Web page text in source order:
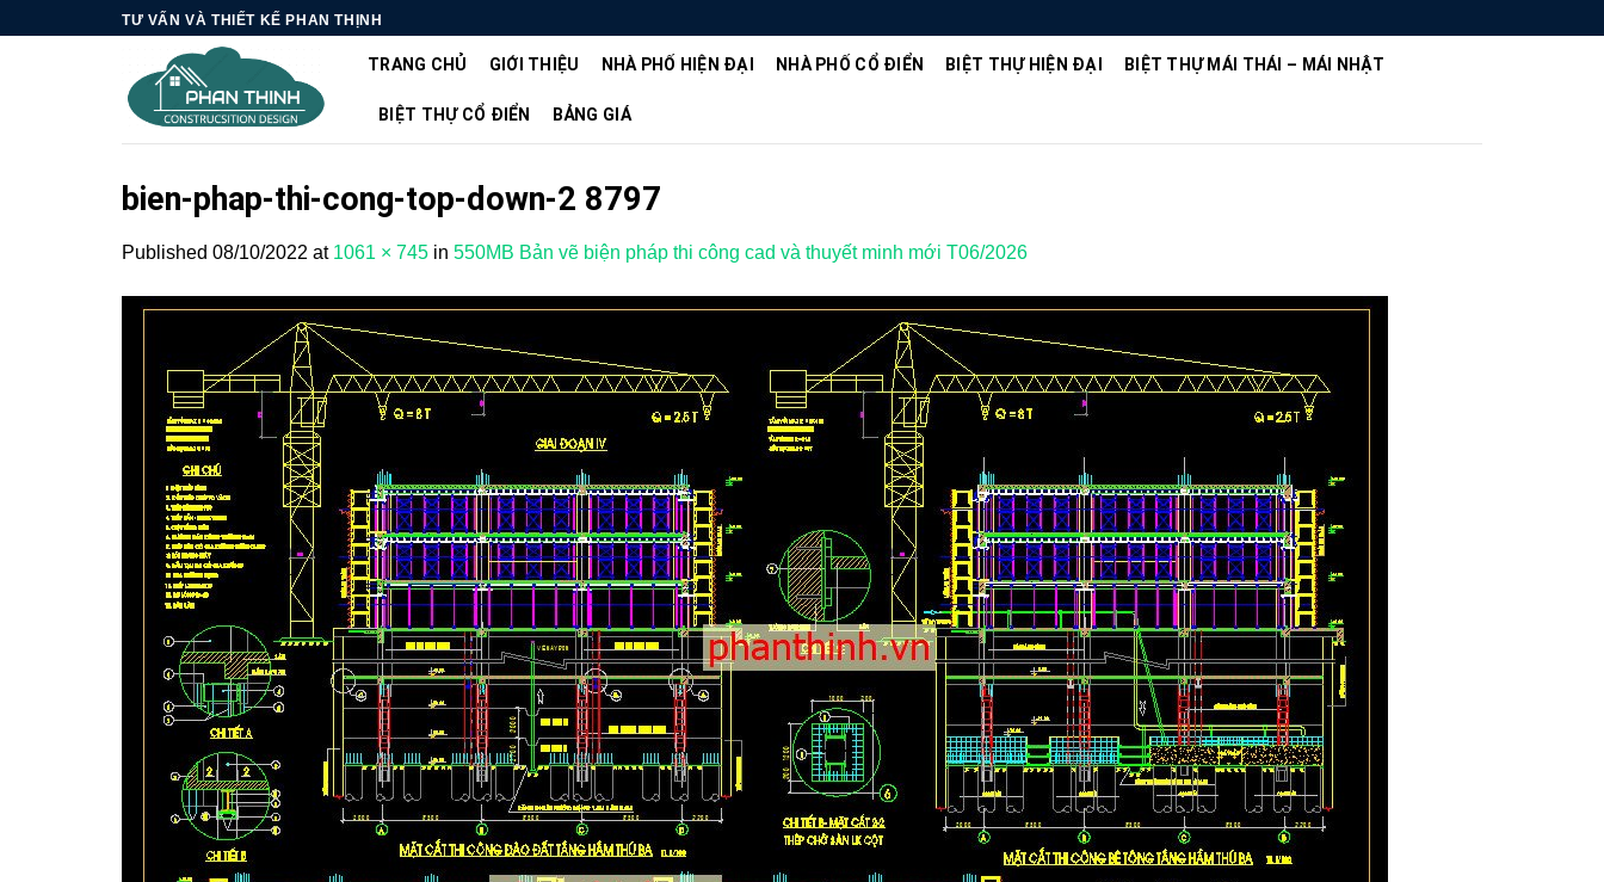
TƯ VẤN VÀ THIẾT KẾ PHAN THỊNH
TRANG CHỦ GIỚI THIỆU NHÀ PHỐ HIỆN ĐẠI NHÀ PHỐ CỔ ĐIỂN BIỆT THỰ HIỆN ĐẠI BIỆT THỰ MÁI THÁI – MÁI NHẬT
BIỆT THỰ CỔ ĐIỂN BẢNG GIÁ
bien-phap-thi-cong-top-down-2 8797
Published 08/10/2022 at 1061 × 745 in 550MB Bản vẽ biện pháp thi công cad và thuyết minh mới T06/2026